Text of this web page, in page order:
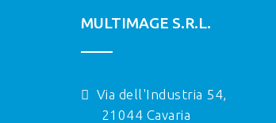
MULTIMAGE S.R.L.
Via dell'Industria 54,
21044 Cavaria